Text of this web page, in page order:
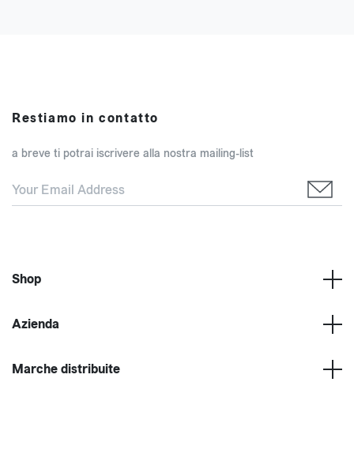
Restiamo in contatto
a breve ti potrai iscrivere alla nostra mailing-list
Shop
Azienda
Marche distribuite